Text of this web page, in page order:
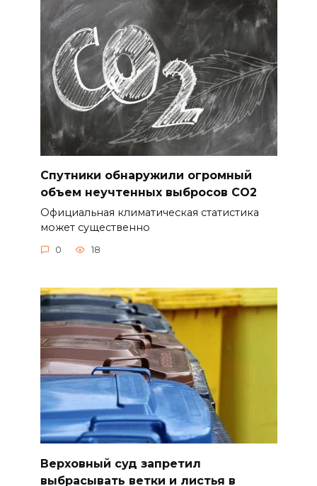
Спутники обнаружили огромный
объем неучтенных выбросов CO2
Официальная климатическая статистика
может существенно
0 18
Верховный суд запретил
выбрасывать ветки и листья в